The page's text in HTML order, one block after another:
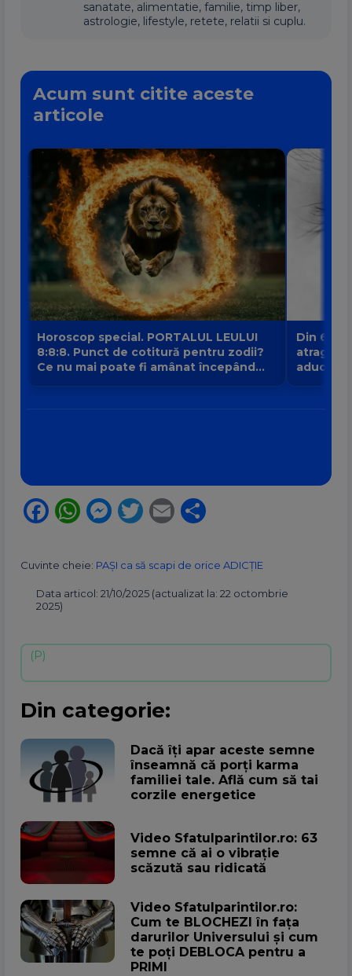
sanatate, alimentatie, familie, timp liber,
astrologie, lifestyle, retete, relatii si cuplu.
Acum sunt citite aceste
articole
Horoscop special. PORTALUL LEULUI
8:8:8. Punct de cotitură pentru zodii?
Ce nu mai poate fi amânat începând
Din 6
atrage
aduce
Facebook
WhatsApp
Messenger
Twitter
Email
Cuvinte cheie: PAȘI ca să scapi de orice ADICȚIE
Data articol: 21/10/2025 (actualizat la: 22 octombrie
2025)
Din categorie:
Dacă îți apar aceste semne
înseamnă că porți karma
familiei tale. Află cum să tai
corzile energetice
Video Sfatulparintilor.ro: 63
semne că ai o vibrație
scăzută sau ridicată
Video Sfatulparintilor.ro:
Cum te BLOCHEZI în fața
darurilor Universului și cum
te poți DEBLOCA pentru a
PRIMI